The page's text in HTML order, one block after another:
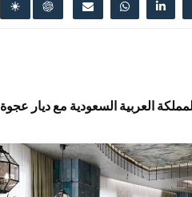
العربية السعودية مع ديار عجوة